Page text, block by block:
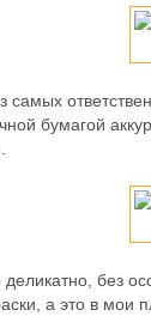
самых
бумагой
без
а это в мои